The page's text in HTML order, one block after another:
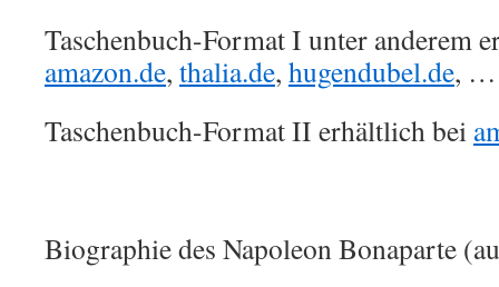
Taschenbuch-Format I unter anderem
amazon.de, thalia.de, hugendubel.de, …
Taschenbuch-Format II erhältlich bei
Biographie des Napoleon Bonaparte